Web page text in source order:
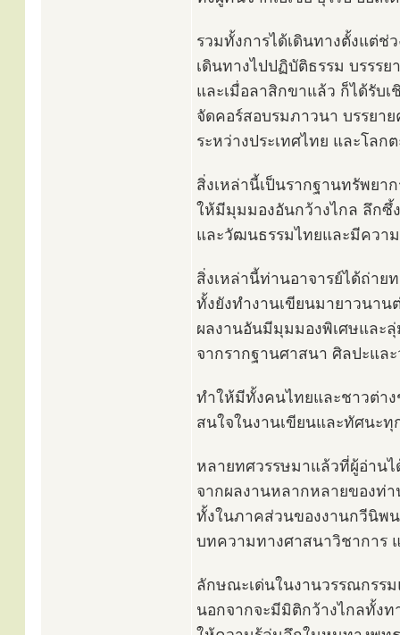
รวมทั้งการได้เดินทางตั้งแต่ช่
เดินทางไปปฏิบัติธรรม บรรร
และเมื่อลาสิกขาแล้ว ก็ได้รับ
จัดคอร์สอบรมภาวนา บรรยา
ระหว่างประเทศไทย และโลก
สิ่งเหล่านี้เป็นรากฐานทรัพยา
ให้มีมุมมองอันกว้างไกล ลึกซึ้
และวัฒนธรรมไทยและมีควา
สิ่งเหล่านี้ท่านอาจารย์ได้ถ่าย
ทั้งยังทำงานเขียนมายาวนาน
ผลงานอันมีมุมมองพิเศษแล
จากรากฐานศาสนา ศิลปะแล
ทำให้มีทั้งคนไทยและชาวต่า
สนใจในงานเขียนและทัศนะ
หลายทศวรรษมาแล้วที่ผู้อ่าน
จากผลงานหลากหลายของท่
ทั้งในภาคส่วนของงานกวีนิพ
บทความทางศาสนาวิชาการ
ลักษณะเด่นในงานวรรณกรร
นอกจากจะมีมิติกว้างไกลทั้ง